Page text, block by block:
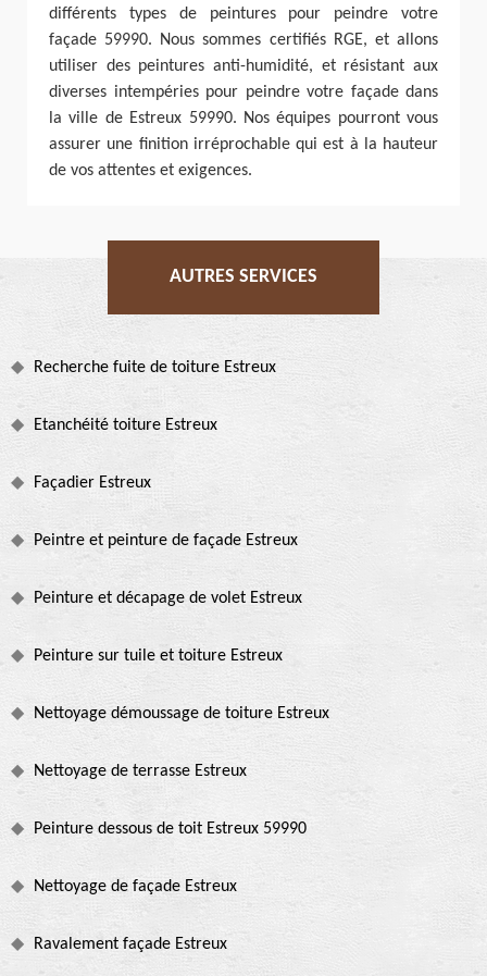
différents types de peintures pour peindre votre
façade 59990. Nous sommes certifiés RGE, et allons
utiliser des peintures anti-humidité, et résistant aux
diverses intempéries pour peindre votre façade dans
la ville de Estreux 59990. Nos équipes pourront vous
assurer une finition irréprochable qui est à la hauteur
de vos attentes et exigences.
AUTRES SERVICES
Recherche fuite de toiture Estreux
Etanchéité toiture Estreux
Façadier Estreux
Peintre et peinture de façade Estreux
Peinture et décapage de volet Estreux
Peinture sur tuile et toiture Estreux
Nettoyage démoussage de toiture Estreux
Nettoyage de terrasse Estreux
Peinture dessous de toit Estreux 59990
Nettoyage de façade Estreux
Ravalement façade Estreux